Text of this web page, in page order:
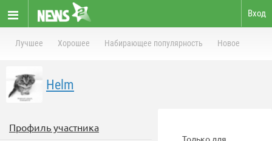
Вход
Лучшее Хорошее Набирающее популярность Новое
Helm
Профиль участника
Только для